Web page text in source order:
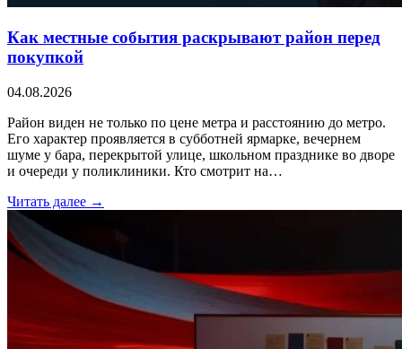
Как местные события раскрывают район перед
покупкой
04.08.2026
Район виден не только по цене метра и расстоянию до метро.
Его характер проявляется в субботней ярмарке, вечернем
шуме у бара, перекрытой улице, школьном празднике во дворе
и очереди у поликлиники. Кто смотрит на…
Читать далее →